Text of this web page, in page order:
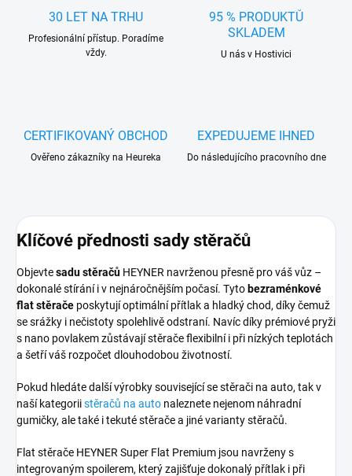
30 LET NA TRHU
Profesionální přístup. Poradíme
vždy.
95 % PRODUKTŮ
SKLADEM
U nás v Hostivici
CERTIFIKOVANÝ OBCHOD
Ověřeno zákazníky na Heureka
EXPEDUJEME IHNED
Do následujícího pracovního dne
Klíčové přednosti sady stěračů
Objevtesadu stěračů HEYNER navrženou přesně pro váš vůz –
dokonalé stírání i v nejnáročnějším počasí. Tyto bezraménkové
flat stěrače poskytují optimální přítlak a hladký chod, díky čemuž
se srážky i nečistoty spolehlivě odstraní. Navíc díky prémiové pryži
s nano povlakem zůstávají stěrače flexibilní i při nízkých teplotách
a šetří váš rozpočet dlouhodobou životností.
Pokud hledáte další výrobky související se stěrači na auto, tak v
naší kategoriistěračů na auto naleznete nejenom náhradní
gumičky, ale také i tekuté stěrače a jiné varianty stěračů.
Flat stěrače HEYNER Super Flat Premium jsou navrženy s
integrovaným spoilerem, který zajišťuje dokonalý přítlak i při